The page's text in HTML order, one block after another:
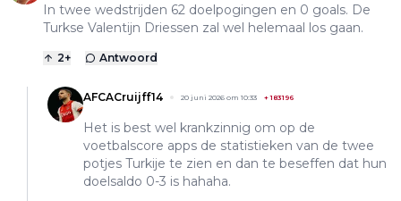
In twee wedstrijden 62 doelpogingen en 0 goals. De
Turkse Valentijn Driessen zal wel helemaal los gaan.
2+ Antwoord
AFCACruijff14 20 juni 2026 om 10:33 +183196
Het is best wel krankzinnig om op de
voetbalscore apps de statistieken van de twee
potjes Turkije te zien en dan te beseffen dat hun
doelsaldo 0-3 is hahaha.